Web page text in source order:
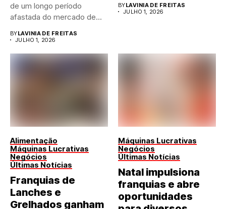
de um longo período
afastada do mercado de...
BYLAVINIA DE FREITAS
JULHO 1, 2026
BYLAVINIA DE FREITAS
JULHO 1, 2026
Alimentação
Máquinas Lucrativas
Negócios
Últimas Notícias
Franquias de
Lanches e
Grelhados ganham
Máquinas Lucrativas
Negócios
Últimas Notícias
Natal impulsiona
franquias e abre
oportunidades